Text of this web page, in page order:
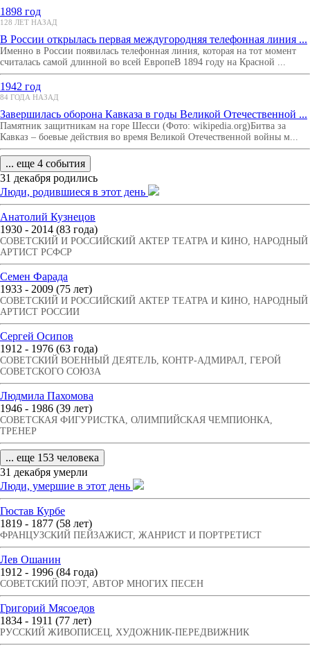
1898 год
128 ЛЕТ НАЗАД
B России открылась первая междугородняя телефонная линия ...
Именно в России появилась телефонная линия, которая на тот момент
считалась самой длинной во всей ЕвропеВ 1894 году на Красной ...
1942 год
84 ГОДА НАЗАД
Завершилась оборона Кавказа в годы Великой Отечественной ...
Памятник защитникам на горе Шесси (Фото: wikipedia.org)Битва за
Кавказ – боевые действия во время Великой Отечественной войны м...
... еще 4 события
31 декабря родились
Люди, родившиеся в этот день
Анатолий Кузнецов
1930 - 2014 (83 года)
СОВЕТСКИЙ И РОССИЙСКИЙ АКТЕР ТЕАТРА И КИНО, НАРОДНЫЙ
АРТИСТ РСФСР
Семен Фарада
1933 - 2009 (75 лет)
СОВЕТСКИЙ И РОССИЙСКИЙ АКТЕР ТЕАТРА И КИНО, НАРОДНЫЙ
АРТИСТ РОССИИ
Сергей Осипов
1912 - 1976 (63 года)
СОВЕТСКИЙ ВОЕННЫЙ ДЕЯТЕЛЬ, КОНТР-АДМИРАЛ, ГЕРОЙ
СОВЕТСКОГО СОЮЗА
Людмила Пахомова
1946 - 1986 (39 лет)
СОВЕТСКАЯ ФИГУРИСТКА, ОЛИМПИЙСКАЯ ЧЕМПИОНКА,
ТРЕНЕР
... еще 153 человека
31 декабря умерли
Люди, умершие в этот день
Гюстав Курбе
1819 - 1877 (58 лет)
ФРАНЦУЗСКИЙ ПЕЙЗАЖИСТ, ЖАНРИСТ И ПОРТРЕТИСТ
Лев Ошанин
1912 - 1996 (84 года)
СОВЕТСКИЙ ПОЭТ, АВТОР МНОГИХ ПЕСЕН
Григорий Мясоедов
1834 - 1911 (77 лет)
РУССКИЙ ЖИВОПИСЕЦ, ХУДОЖНИК-ПЕРЕДВИЖНИК